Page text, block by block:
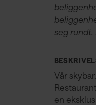
seg rundt.
Vår
en